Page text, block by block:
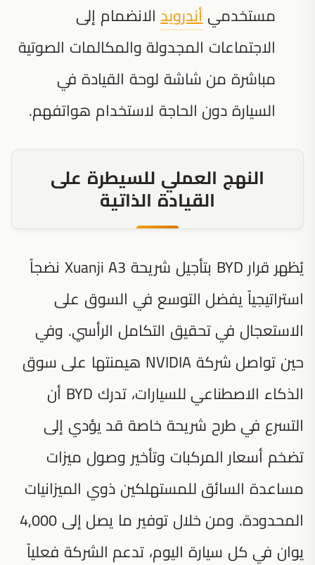
مستخدميأندرويدالانضمام إلى
الاجتماعات المجدولة والمكالمات الصوتية
مباشرة من شاشة لوحة القيادة في
السيارة دون الحاجة لاستخدام هواتفهم.
النهج العملي للسيطرة على
القيادة الذاتية
يُظهر قرار BYD بتأجيل شريحة Xuanji A3 نضجاً
استراتيجياً يفضل التوسع في السوق على
الاستعجال في تحقيق التكامل الرأسي. وفي
حين تواصل شركة NVIDIA هيمنتها على سوق
الذكاء الاصطناعي للسيارات، تدرك BYD أن
التسرع في طرح شريحة خاصة قد يؤدي إلى
تضخم أسعار المركبات وتأخير وصول ميزات
مساعدة السائق للمستهلكين ذوي الميزانيات
المحدودة. ومن خلال توفير ما يصل إلى 4,000
يوان في كل سيارة اليوم، تدعم الشركة فعلياً